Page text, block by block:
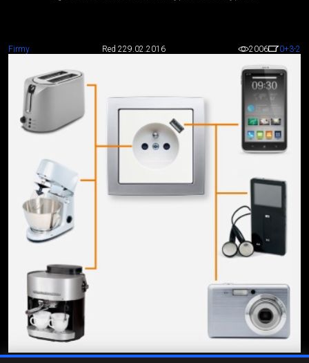
Firmy Red 229.02.2016 2006 0+3-2